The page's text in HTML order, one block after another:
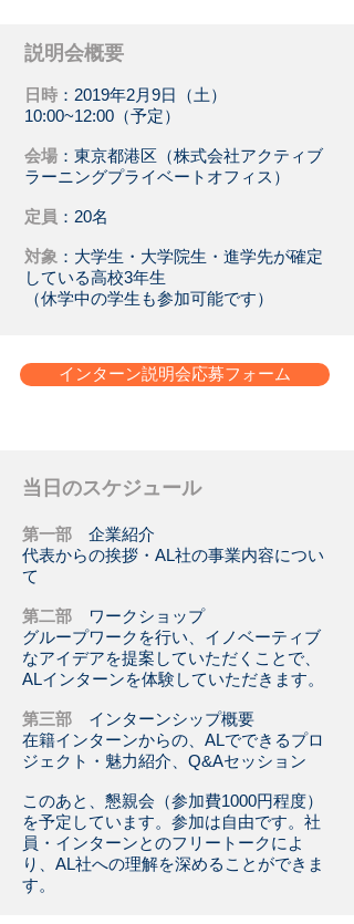
説明会概要
日時 ：2019年2月9日（土）
10:00~12:00（予定）
会場 ：東京都港区（株式会社アクティブ
ラーニングプライベートオフィス）
定員 ：20名
対象 ：大学生・大学院生・進学先が確定
している高校3年生
（休学中の学生も参加可能です）
インターン説明会応募フォーム
当日のスケジュール
第一部 企業紹介
代表からの挨拶・AL社の事業内容につい
て
第二部 ワークショップ
グループワークを行い、イノベーティブ
なアイデアを提案していただくことで、
ALインターンを体験していただきます。
第三部 インターンシップ概要
在籍インターンからの、ALでできるプロ
ジェクト・魅力紹介、Q&Aセッション
このあと、懇親会（参加費1000円程度）
を予定しています。参加は自由です。社
員・インターンとのフリートークによ
り、AL社への理解を深めることができま
す。